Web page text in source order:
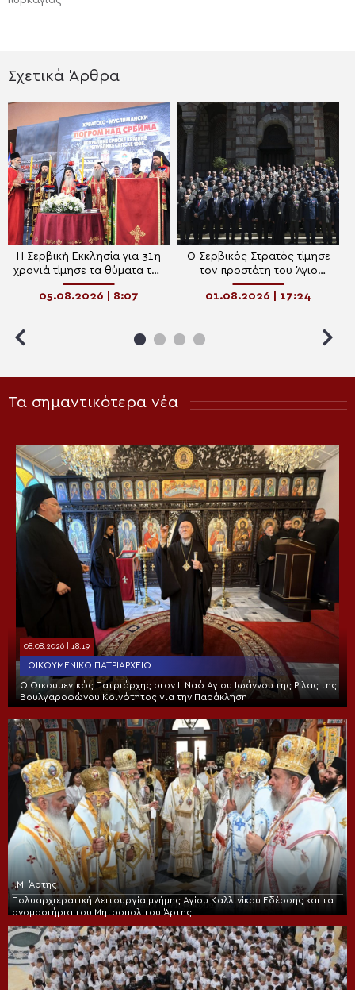
Σχετικά Άρθρα
Η Σερβική Εκκλησία για 31η
χρονιά τίμησε τα θύματα της
“Καταιγίδας” – Το μήνυμα
ειρήνης, σεβασμού και
05.08.2026 | 8:07
Ο Σερβικός Στρατός τίμησε
τον προστάτη του Άγιο
Στέφανο
01.08.2026 | 17:24
Τα σημαντικότερα νέα
08.08.2026 | 18:19
ΟΙΚΟΥΜΕΝΙΚΌ ΠΑΤΡΙΑΡΧΕΊΟ
Ο Οικουμενικός Πατριάρχης στον I. Ναό Αγίου Ιωάννου της Ρίλας της
Βουλγαροφώνου Κοινότητος για την Παράκληση
Ι.Μ. Άρτης
Πολυαρχιερατική Λειτουργία μνήμης Αγίου Καλλινίκου Εδέσσης και τα
ονομαστήρια του Μητροπολίτου Άρτης